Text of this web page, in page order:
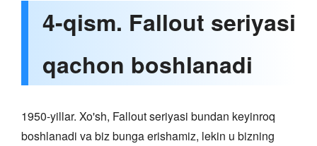
4-qism. Fallout seriyasi
qachon boshlanadi
1950-yillar. Xo'sh, Fallout seriyasi bundan keyinroq
boshlanadi va biz bunga erishamiz, lekin u bizning